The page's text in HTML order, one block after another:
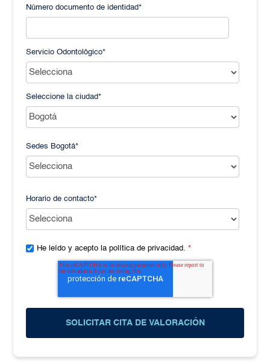
Número documento de identidad*
Servicio Odontológico*
Seleccione la ciudad*
Sedes Bogotá*
Horario de contacto*
He leído y acepto la política de privacidad. *